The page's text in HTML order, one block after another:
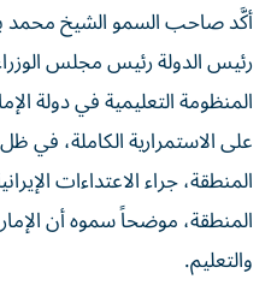
أكَّد صاحب السمو الشيخ محمد
رئيس الدولة رئيس مجلس
المنظومة التعليمية في دولة
على الاستمرارية الكاملة، في
المنطقة، جراء الاعتداءات
المنطقة، موضحاً سموه أن
والتعليم.